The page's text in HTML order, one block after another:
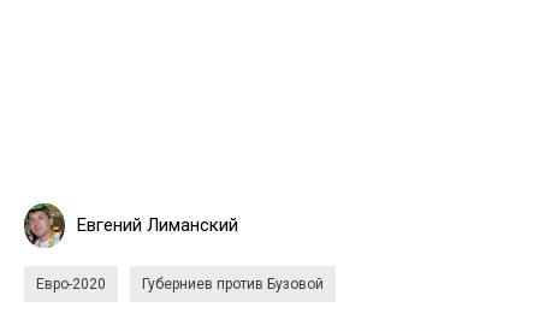
Евгений Лиманский
Евро-2020 Губерниев против Бузовой